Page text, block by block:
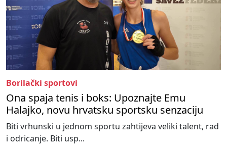
Borilački sportovi
Ona spaja tenis i boks: Upoznajte Emu
Halajko, novu hrvatsku sportsku senzaciju
Biti vrhunski u jednom sportu zahtijeva veliki talent, rad
i odricanje. Biti usp...